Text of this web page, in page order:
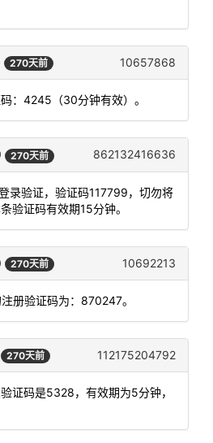
270天前 10657868
：4245（30分钟有效）。
270天前 862132416636
录验证，验证码117799，切勿将
验证码有效期15分钟。
270天前 10692213
册验证码为：870247。
270天前 112175204792
证码是5328，有效期为5分钟，